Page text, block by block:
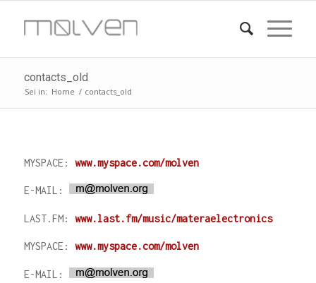
contacts_old
Sei in: Home / contacts_old
MYSPACE: www.myspace.com/molven
E-MAIL:
LAST.FM: www.last.fm/music/materaelectronics
MYSPACE: www.myspace.com/molven
E-MAIL: